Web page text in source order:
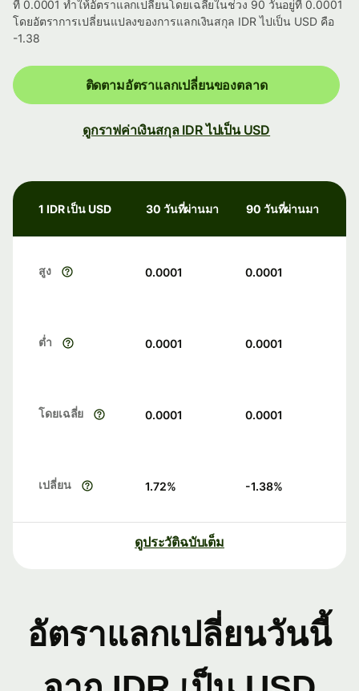
ที่ 0.0001 ทำให้อัตราแลกเปลี่ยนโดยเฉลี่ยในช่วง 90 วันอยู่ที่ 0.0001
โดยอัตราการเปลี่ยนแปลงของการแลกเงินสกุล IDR ไปเป็น USD คือ
-1.38
ติดตามอัตราแลกเปลี่ยนของตลาด
ดูกราฟค่าเงินสกุล IDR ไปเป็น USD
1 IDR เป็น USD 30 วันที่ผ่านมา 90 วันที่ผ่านมา
สูง 0.0001 0.0001
ต่ำ 0.0001 0.0001
โดยเฉลี่ย 0.0001 0.0001
เปลี่ยน 1.72% -1.38%
ดูประวัติฉบับเต็ม
อัตราแลกเปลี่ยนวันนี้